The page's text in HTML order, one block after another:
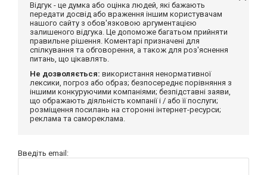
Відгук - це думка або оцінка людей, які бажають
передати досвід або враження іншим користувачам
нашого сайту з обов'язковою аргументацією
залишеного відгука. Це допоможе багатьом прийняти
правильне рішення. Коментарі призначені для
спілкування та обговорення, а також для роз'яснення
питань, що цікавлять.
Не дозволяється: використання ненормативної
лексики, погроз або образ; безпосереднє порівняння з
іншими конкуруючими компаніями; безпідставні заяви,
що ображають діяльність компанії і / або її послуги;
розміщення посилань на сторонні інтернет-ресурси;
реклама та самореклама.
Введіть email: